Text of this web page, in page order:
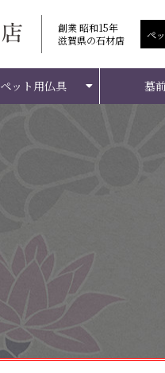
創業 昭和15年
滋賀県の石材店
ペット用仏具 墓